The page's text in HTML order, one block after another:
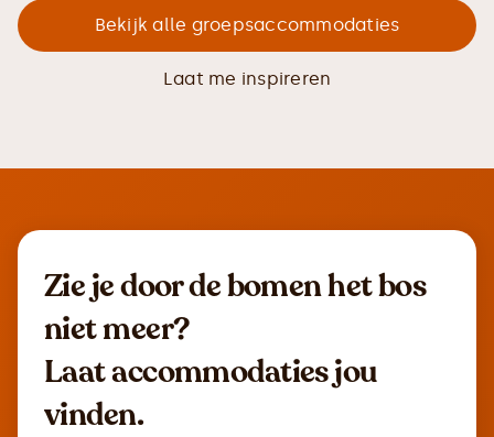
Bekijk alle groepsaccommodaties
Laat me inspireren
Zie je door de bomen het bos
niet meer?
Laat accommodaties jou
vinden.